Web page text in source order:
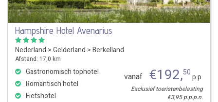
Hampshire Hotel Avenarius
Nederland >Gelderland >Berkelland
Afstand: 17,0 km
Gastronomisch tophotel
Romantisch hotel
Fietshotel
vanaf €192,50p.p.
Exclusief toeristenbelasting
€3,95 p.p.p.n.